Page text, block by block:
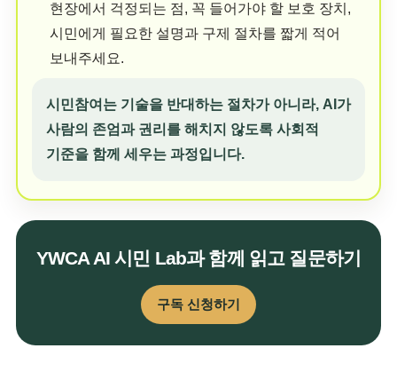
현장에서 걱정되는 점, 꼭 들어가야 할 보호 장치,
시민에게 필요한 설명과 구제 절차를 짧게 적어
보내주세요.
시민참여는 기술을 반대하는 절차가 아니라, AI가
사람의 존엄과 권리를 해치지 않도록 사회적
기준을 함께 세우는 과정입니다.
YWCA AI 시민 Lab과 함께 읽고 질문하기
구독 신청하기